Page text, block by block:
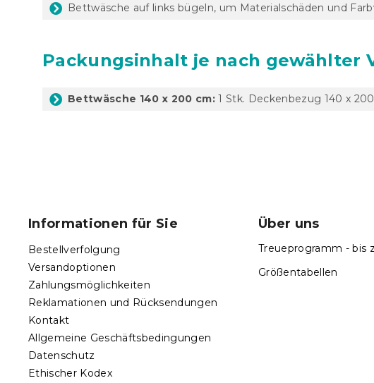
Bettwäsche auf links bügeln, um Materialschäden und
Packungsinhalt je nach gewählter
Bettwäsche 140 x 200 cm: 1 Stk. Deckenbezug 140 x
Informationen für Sie
Bestellverfolgung
Versandoptionen
Zahlungsmöglichkeiten
Reklamationen und Rücksendungen
Kontakt
Allgemeine Geschäftsbedingungen
Datenschutz
Ethischer Kodex
Über uns
Treueprogramm - bis
Größentabellen